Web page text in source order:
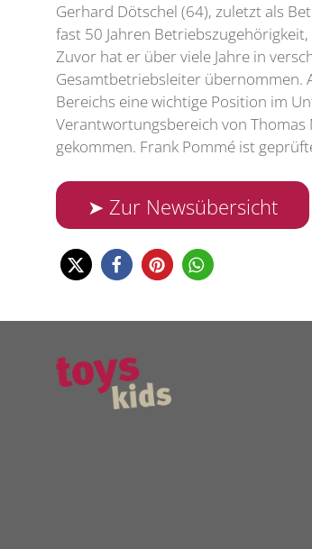
Gerhard Dötschel (64), zuletzt als
fast 50 Jahren
Zuvor hat er über viele Jahre in
Gesamtbetriebsleiter übernommen.
Bereichs eine wichtige Position im
Verantwortungsbereich von Thomas
gekommen. Frank Pommé ist
➤ Zur Newsübersicht